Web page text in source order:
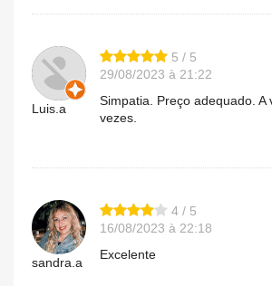
Luis.a
5 / 5
29/08/2023 à 21:22
Simpatia. Preço adequado. A
vezes.
sandra.a
4 / 5
16/08/2023 à 22:18
Excelente